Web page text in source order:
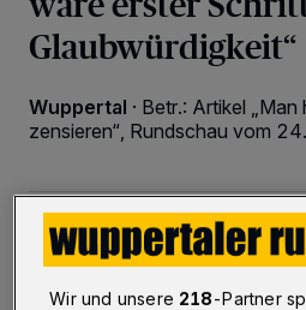
Glaubwürdigkeit“
Wuppertal · Betr.: Artikel
zensieren“, Rundschau vom
24.05.2025 , 14:00 Uhr 2
Wir und unsere 218-Partner